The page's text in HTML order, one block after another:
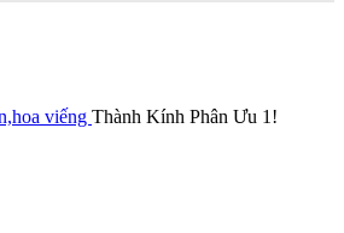
viếng Thành Kính Phân Ưu 1!